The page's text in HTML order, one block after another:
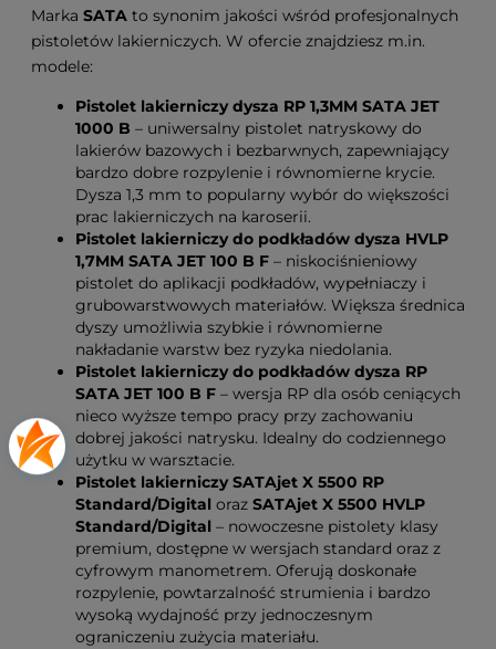
Marka SATA to synonim jakości wśród profesjonalnych
pistoletów lakierniczych. W ofercie znajdziesz m.in.
modele:
Pistolet lakierniczy dysza RP 1,3MM SATA JET
1000 B – uniwersalny pistolet natryskowy do
lakierów bazowych i bezbarwnych, zapewniający
bardzo dobre rozpylenie i równomierne krycie.
Dysza 1,3 mm to popularny wybór do większości
prac lakierniczych na karoserii.
Pistolet lakierniczy do podkładów dysza HVLP
1,7MM SATA JET 100 B F – niskociśnieniowy
pistolet do aplikacji podkładów, wypełniaczy i
grubowarstwowych materiałów. Większa średnica
dyszy umożliwia szybkie i równomierne
nakładanie warstw bez ryzyka niedolania.
Pistolet lakierniczy do podkładów dysza RP
SATA JET 100 B F – wersja RP dla osób ceniących
nieco wyższe tempo pracy przy zachowaniu
dobrej jakości natrysku. Idealny do codziennego
użytku w warsztacie.
Pistolet lakierniczy SATAjet X 5500 RP
Standard/Digital oraz SATAjet X 5500 HVLP
Standard/Digital – nowoczesne pistolety klasy
premium, dostępne w wersjach standard oraz z
cyfrowym manometrem. Oferują doskonałe
rozpylenie, powtarzalność strumienia i bardzo
wysoką wydajność przy jednoczesnym
ograniczeniu zużycia materiału.